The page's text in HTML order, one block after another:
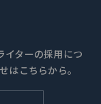
イターの採用につ
はこちらから。